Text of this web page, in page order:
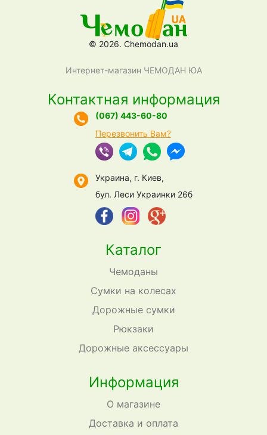
© 2026. Chemodan.ua
Интернет-магазин ЧЕМОДАН ЮА
Каталог
Чемоданы
Сумки на колесах
Дорожные сумки
Рюкзаки
Дорожные аксессуары
Информация
О магазине
Доставка и оплата
Контактная информация
(067) 443-60-80
Перезвонить Вам?
Украина, г. Киев,
бул. Леси Украинки 26б